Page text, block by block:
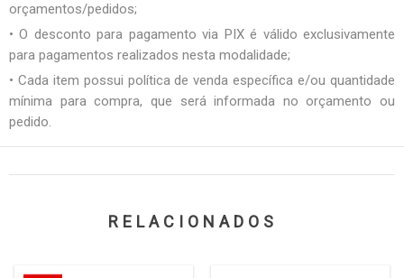
orçamentos/pedidos;
• O desconto para pagamento via PIX é válido exclusivamente
para pagamentos realizados nesta modalidade;
• Cada item possui política de venda específica e/ou quantidade
mínima para compra, que será informada no orçamento ou
pedido.
RELACIONADOS